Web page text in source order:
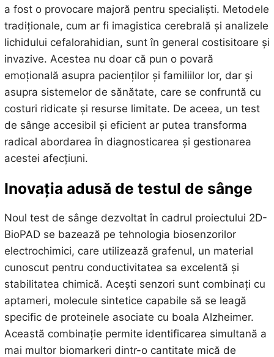
a fost o provocare majoră pentru specialiști. Metodele
tradiționale, cum ar fi imagistica cerebrală și analizele
lichidului cefalorahidian, sunt în general costisitoare și
invazive. Acestea nu doar că pun o povară
emoțională asupra pacienților și familiilor lor, dar și
asupra sistemelor de sănătate, care se confruntă cu
costuri ridicate și resurse limitate. De aceea, un test
de sânge accesibil și eficient ar putea transforma
radical abordarea în diagnosticarea și gestionarea
acestei afecțiuni.
Inovația adusă de testul de sânge
Noul test de sânge dezvoltat în cadrul proiectului 2D-
BioPAD se bazează pe tehnologia biosenzorilor
electrochimici, care utilizează grafenul, un material
cunoscut pentru conductivitatea sa excelentă și
stabilitatea chimică. Acești senzori sunt combinați cu
aptameri, molecule sintetice capabile să se leagă
specific de proteinele asociate cu boala Alzheimer.
Această combinație permite identificarea simultană a
mai multor biomarkeri dintr-o cantitate mică de